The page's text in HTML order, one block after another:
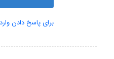
برای پاسخ دادن